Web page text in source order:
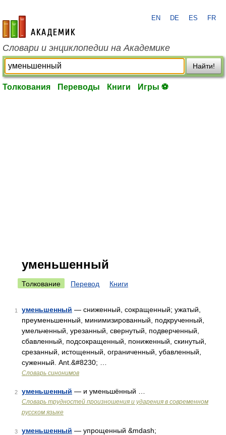
academic.ru
EN DE ES FR
Словари и энциклопедии на Академике
Найти!
Толкования Переводы Книги Игры ⚽
уменьшенный
Толкование Перевод Книги
1 уменьшенный — сниженный, сокращенный; ужатый,
преуменьшенный, минимизированный, подкрученный,
умельченный, урезанный, свернутый, подверченный,
сбавленный, подсокращенный, пониженный, скинутый,
срезанный, истощенный, ограниченный, убавленный,
суженный. Ant.&#8230; …
Словарь синонимов
2 уменьшенный — и уменьшённый …
Словарь трудностей произношения и ударения в современном
русском языке
3 уменьшенный — упрощенный &mdash;